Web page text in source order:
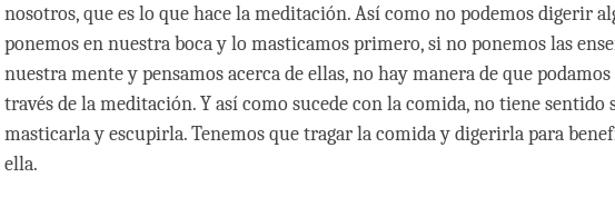
nosotros, que es lo que hace la meditación. Así como no podemos digerir
ponemos en nuestra boca y lo masticamos primero, si no ponemos las
nuestra mente y pensamos acerca de ellas, no hay manera de que
través de la meditación. Y así como sucede con la comida, no tiene sentido
masticarla y escupirla. Tenemos que tragar la comida y digerirla para
ella.